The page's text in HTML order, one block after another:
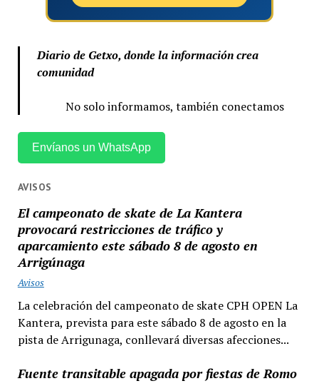
Diario de Getxo, donde la información crea
comunidad
No solo informamos, también conectamos
Envíanos un WhatsApp
AVISOS
El campeonato de skate de La Kantera
provocará restricciones de tráfico y
aparcamiento este sábado 8 de agosto en
Arrigúnaga
Avisos
La celebración del campeonato de skate CPH OPEN La
Kantera, prevista para este sábado 8 de agosto en la
pista de Arrigunaga, conllevará diversas afecciones...
Fuente transitable apagada por fiestas de Romo